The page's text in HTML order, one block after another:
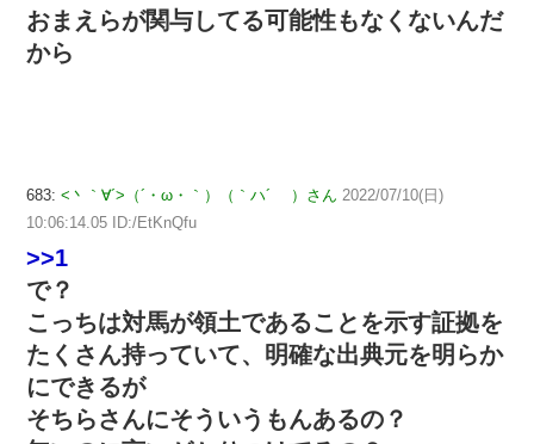
おまえらが関与してる可能性もなくないんだ
から
683: <丶｀∀´>（´・ω・｀）（｀ハ´ ）さん 2022/07/10(日)
10:06:14.05 ID:/EtKnQfu
>>1
で？
こっちは対馬が領土であることを示す証拠を
たくさん持っていて、明確な出典元を明らか
にできるが
そちらさんにそういうもんあるの？